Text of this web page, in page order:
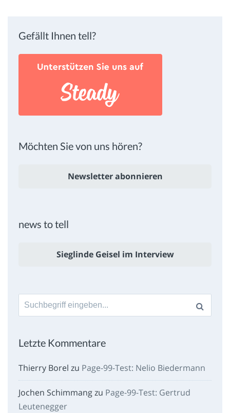
Gefällt Ihnen tell?
Möchten Sie von uns hören?
Newsletter abonnieren
news to tell
Sieglinde Geisel im Interview
Suche
nach:
Letzte Kommentare
Thierry Borel zu Page-99-Test: Nelio Biedermann
Jochen Schimmangzu Page-99-Test: Gertrud
Leutenegger